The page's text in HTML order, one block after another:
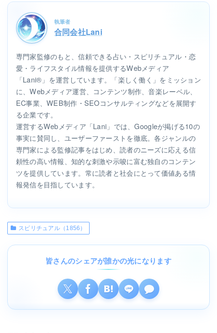
執筆者
合同会社Lani
専門家監修のもと、信頼できる占い・スピリチュアル・恋
愛・ライフスタイル情報を提供するWebメディア
「Lani®」を運営しています。「楽しく働く」をミッション
に、Webメディア運営、コンテンツ制作、音楽レーベル、
EC事業、WEB制作・SEOコンサルティングなどを展開す
る企業です。
運営するWebメディア「Lani」では、Googleが掲げる10の
事実に賛同し、ユーザーファーストを徹底。各ジャンルの
専門家による監修記事をはじめ、読者のニーズに応える信
頼性の高い情報、知的な刺激や示唆に富む独自のコンテン
ツを提供しています。常に読者と社会にとって価値ある情
報発信を目指しています。
スピリチュアル（1856）
皆さんのシェアが誰かの光になります